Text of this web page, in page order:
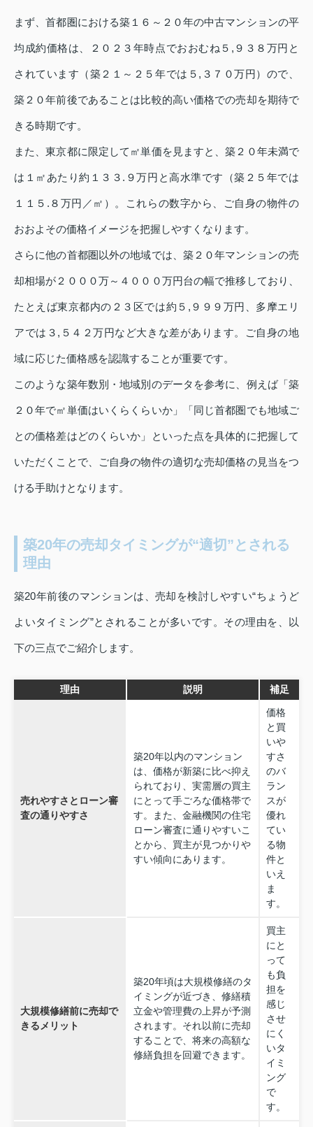
まず、首都圏における築１６～２０年の中古マンションの平
均成約価格は、２０２３年時点でおおむね５,９３８万円と
されています（築２１～２５年では５,３７０万円）ので、
築２０年前後であることは比較的高い価格での売却を期待で
きる時期です。
また、東京都に限定して㎡単価を見ますと、築２０年未満で
は１㎡あたり約１３３.９万円と高水準です（築２５年では
１１５.８万円／㎡）。これらの数字から、ご自身の物件の
おおよその価格イメージを把握しやすくなります。
さらに他の首都圏以外の地域では、築２０年マンションの売
却相場が２０００万～４０００万円台の幅で推移しており、
たとえば東京都内の２３区では約５,９９９万円、多摩エリ
アでは３,５４２万円など大きな差があります。ご自身の地
域に応じた価格感を認識することが重要です。
このような築年数別・地域別のデータを参考に、例えば「築
２０年で㎡単価はいくらくらいか」「同じ首都圏でも地域ご
との価格差はどのくらいか」といった点を具体的に把握して
いただくことで、ご自身の物件の適切な売却価格の見当をつ
ける手助けとなります。
築20年の売却タイミングが“適切”とされる
理由
築20年前後のマンションは、売却を検討しやすい“ちょうど
よいタイミング”とされることが多いです。その理由を、以
下の三点でご紹介します。
理由 説明 補足
売れやすさとローン審
査の通りやすさ
築20年以内のマンション
は、価格が新築に比べ抑え
られており、実需層の買主
にとって手ごろな価格帯で
す。また、金融機関の住宅
ローン審査に通りやすいこ
とから、買主が見つかりや
すい傾向にあります。
価格
と買
いや
すさ
のバ
ラン
スが
優れ
てい
る物
件と
いえ
ま
す。
大規模修繕前に売却で
きるメリット
築20年頃は大規模修繕のタ
イミングが近づき、修繕積
立金や管理費の上昇が予測
されます。それ以前に売却
することで、将来の高額な
修繕負担を回避できます。
買主
にと
って
も負
担を
感じ
させ
にく
いタ
イミ
ング
で
す。